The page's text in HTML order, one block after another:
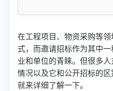
在工程项目、物资采购等
式，而邀请招标作为其中
业和单位的青睐。但很多
情况以及它和公开招标的
就来详细了解一下。